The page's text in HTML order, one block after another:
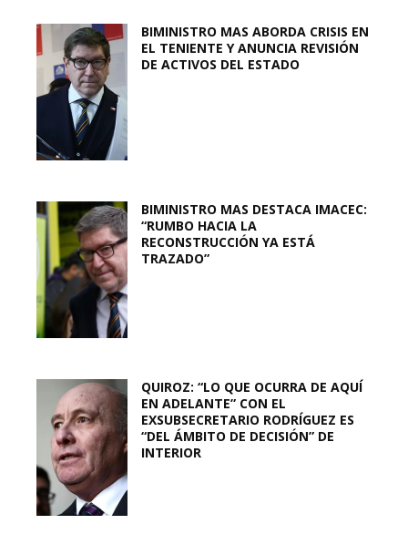
BIMINISTRO MAS ABORDA CRISIS EN
EL TENIENTE Y ANUNCIA REVISIÓN
DE ACTIVOS DEL ESTADO
BIMINISTRO MAS DESTACA IMACEC:
“RUMBO HACIA LA
RECONSTRUCCIÓN YA ESTÁ
TRAZADO”
QUIROZ: “LO QUE OCURRA DE AQUÍ
EN ADELANTE” CON EL
EXSUBSECRETARIO RODRÍGUEZ ES
“DEL ÁMBITO DE DECISIÓN” DE
INTERIOR